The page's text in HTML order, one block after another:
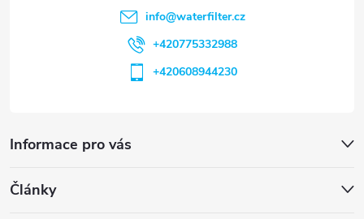
Informace pro vás
Články
info@waterfilter.cz
+420775332988
+420608944230